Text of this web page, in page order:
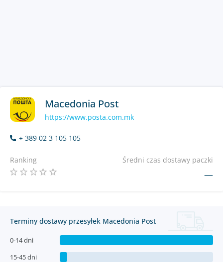
Macedonia Post
https://www.posta.com.mk
+ 389 02 3 105 105
Ranking Średni czas dostawy paczki
—
Terminy dostawy przesyłek Macedonia Post
0-14 dni
15-45 dni